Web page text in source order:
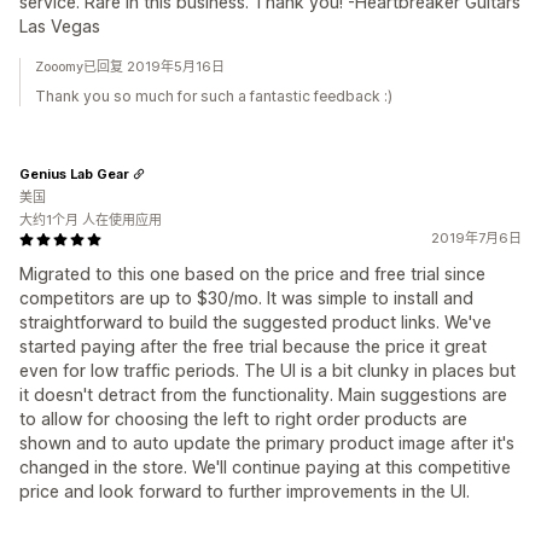
Las Vegas
Zooomy已回复 2019年5月16日
Thank you so much for such a fantastic feedback :)
2019年7月6日
Migrated to this one based on the price and free trial since
competitors are up to $30/mo. It was simple to install and
straightforward to build the suggested product links. We've
started paying after the free trial because the price it great
even for low traffic periods. The UI is a bit clunky in places but
it doesn't detract from the functionality. Main suggestions are
to allow for choosing the left to right order products are
shown and to auto update the primary product image after it's
changed in the store. We'll continue paying at this competitive
price and look forward to further improvements in the UI.
Genius Lab Gear
美国
大约1个月 人在使用应用